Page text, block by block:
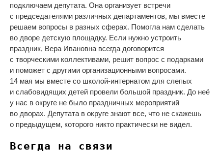
подключаем депутата. Она организует встречи
с председателями различных департаментов, мы вместе
решаем вопросы в разных сферах. Помогла нам сделать
во дворе детскую площадку. Если нужно устроить
праздник, Вера Ивановна всегда договорится
с творческими коллективами, решит вопрос с подарками
и поможет с другими организационными вопросами.
14 мая мы вместе со школой-интернатом для слепых
и слабовидящих детей провели большой праздник. До неё
у нас в округе не было праздничных мероприятий
во дворах. Депутата в округе знают все, что не скажешь
о предыдущем, которого никто практически не видел.
Всегда на связи